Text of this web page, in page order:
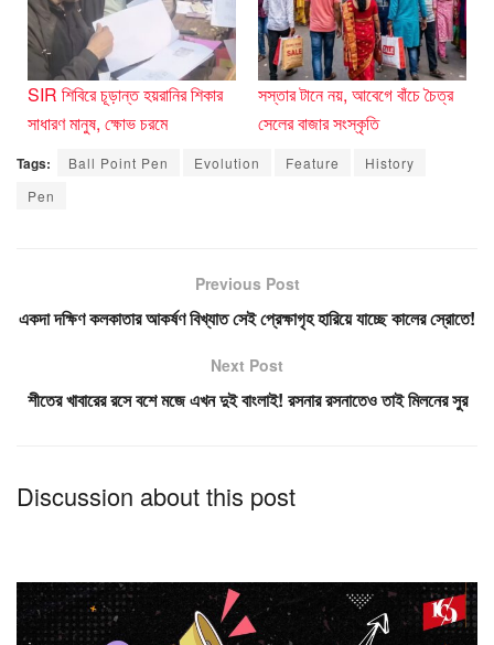
SIR শিবিরে চূড়ান্ত হয়রানির শিকার
সাধারণ মানুষ, ক্ষোভ চরমে
সস্তার টানে নয়, আবেগে বাঁচে চৈত্র
সেলের বাজার সংস্কৃতি
Tags: Ball Point Pen Evolution Feature
History
Pen
Previous Post
একদা দক্ষিণ কলকাতার আকর্ষণ বিখ্যাত সেই প্রেক্ষাগৃহ হারিয়ে যাচ্ছে কালের স্রোতে!
Next Post
শীতের খাবারের রসে বশে মজে এখন দুই বাংলাই! রসনার রসনাতেও তাই মিলনের সুর
Discussion about this post